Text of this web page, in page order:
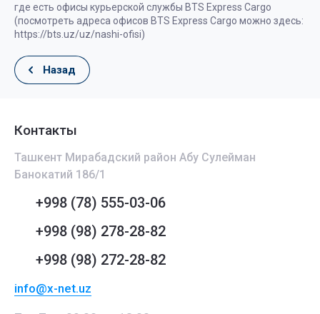
где есть офисы курьерской службы BTS Express Cargo
(посмотреть адреса офисов BTS Express Cargo можно здесь:
https://bts.uz/uz/nashi-ofisi)
Назад
Контакты
Ташкент Мирабадский район Абу Сулейман
Банокатий 186/1
+998 (78) 555-03-06
+998 (98) 278-28-82
+998 (98) 272-28-82
info@x-net.uz